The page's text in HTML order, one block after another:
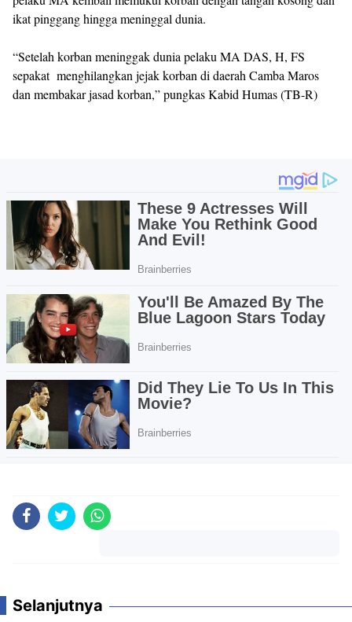
ikat pinggang hingga meninggal dunia.
“Setelah korban meninggak dunia pelaku MA DAS, H, FS
sepakat menghilangkan jejak korban di daerah Camba Maros
dan membakar jasad korban,” pungkas Kabid Humas (TB-R)
Selanjutnya